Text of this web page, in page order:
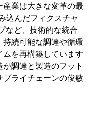
産業は大きな変革の最
込んだフィクスチャ
など、技術的な統合
持続可能な調達や循環
を再構築しています
調達と製造のフット
プライチェーンの俊敏